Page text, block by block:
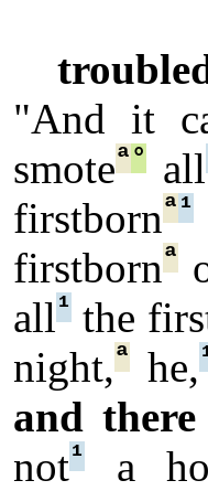
"And it
smoteª° all
firstbornª¹
firstbornª
all¹ the
night,ª he,
and there
not¹ a